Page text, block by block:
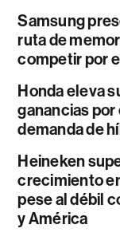
Samsung
ruta de
competir por
Honda eleva
ganancias por
demanda de
Heineken
crecimiento
pese al débil
y América